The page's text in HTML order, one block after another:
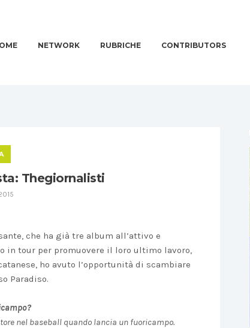
NETWORK RUBRICHE CONTRIBUTORS
Thegiornalisti
che ha già tre album all’attivo e
in tour per promuovere il loro ultimo lavoro,
ho avuto l’opportunità di scambiare
Paradiso.
nel baseball quando lancia un fuoricampo.